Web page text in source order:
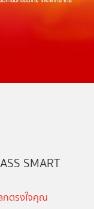
SMART
กตรงใจคุณ